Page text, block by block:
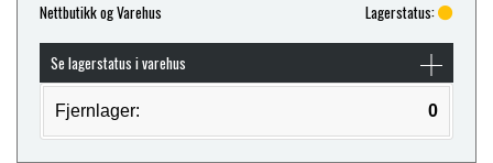
Nettbutikk og Varehus Lagerstatus:
Se lagerstatus i varehus
Fjernlager: 0